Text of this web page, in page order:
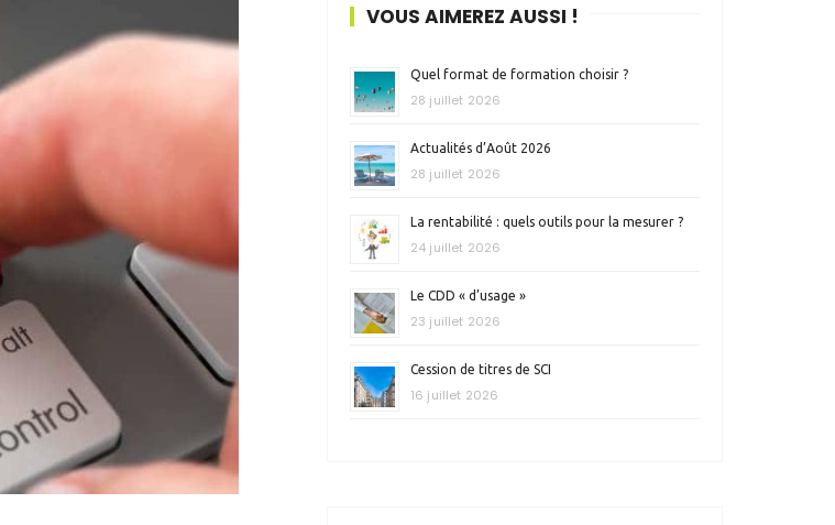
VOUS AIMEREZ AUSSI !
Quel format de formation choisir ?
28 juillet 2026
Actualités d’Août 2026
28 juillet 2026
La rentabilité : quels outils pour la mesurer ?
24 juillet 2026
Le CDD « d’usage »
23 juillet 2026
Cession de titres de SCI
16 juillet 2026